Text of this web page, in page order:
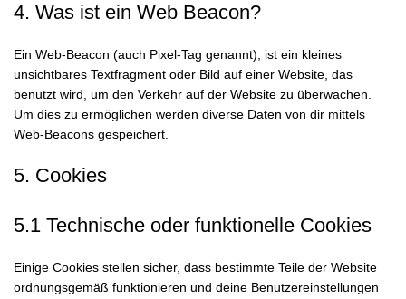
4. Was ist ein Web Beacon?
Ein Web-Beacon (auch Pixel-Tag genannt), ist ein kleines
unsichtbares Textfragment oder Bild auf einer Website, das
benutzt wird, um den Verkehr auf der Website zu überwachen.
Um dies zu ermöglichen werden diverse Daten von dir mittels
Web-Beacons gespeichert.
5. Cookies
5.1 Technische oder funktionelle Cookies
Einige Cookies stellen sicher, dass bestimmte Teile der Website
ordnungsgemäß funktionieren und deine Benutzereinstellungen